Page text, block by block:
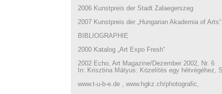
2006 Kunstpreis der Stadt Zalaegerszeg
2007 Kunstpreis der „Hungarian Akademia of Arts“
BIBLIOGRAPHIE
2000 Katalog „Art Expo Fresh“
2002 Echo, Art Magazine/Dezember 2002, Nr. 6
In: Krisztina Mátyus: Közelítés egy hétvégéhez,
www.t-u-b-e.de , www.hgkz.ch/photografic,